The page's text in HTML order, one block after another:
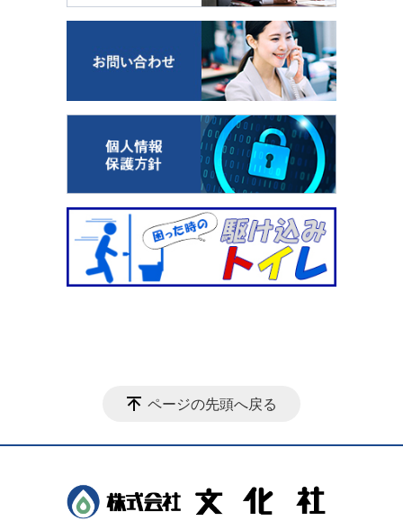
ページの先頭へ戻る